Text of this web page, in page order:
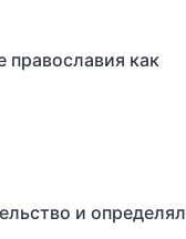
православия как
и определял